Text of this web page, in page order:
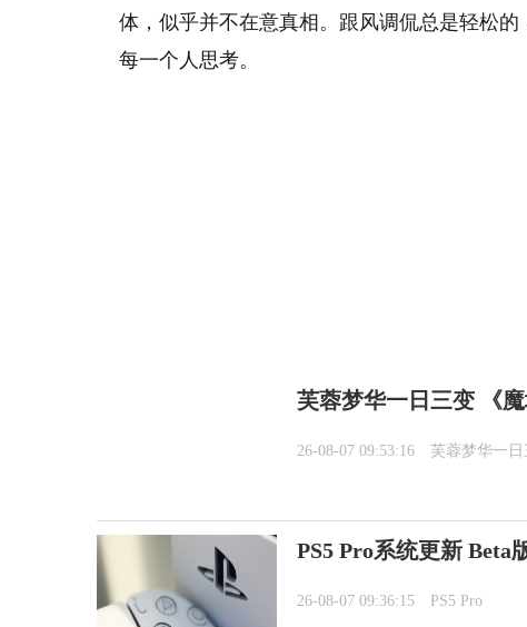
体，似乎并不在意真相。跟风调侃总是轻松
每一个人思考。
芙蓉梦华一日三变 《
26-08-07 09:53:16 芙蓉梦华一
PS5 Pro系统更新 Beta
26-08-07 09:36:15 PS5 Pro